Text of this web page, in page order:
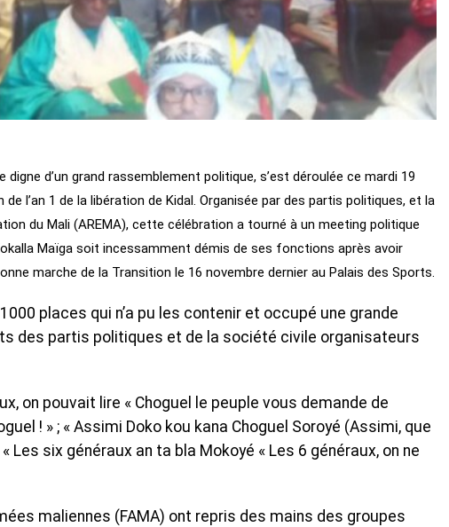
d’un grand rassemblement politique, s’est déroulée ce mardi 19
l’an 1 de la libération de Kidal. Organisée par des partis politiques, et la
du Mali (AREMA), cette célébration a tourné à un meeting politique
Maïga soit incessamment démis de ses fonctions après avoir
marche de la Transition le 16 novembre dernier au Palais des Sports.
places qui n’a pu les contenir et occupé une grande
des partis politiques et de la société civile organisateurs
on pouvait lire « Choguel le peuple vous demande de
! » ; « Assimi Doko kou kana Choguel Soroyé (Assimi, que
Les six généraux an ta bla Mokoyé « Les 6 généraux, on ne
maliennes (FAMA) ont repris des mains des groupes